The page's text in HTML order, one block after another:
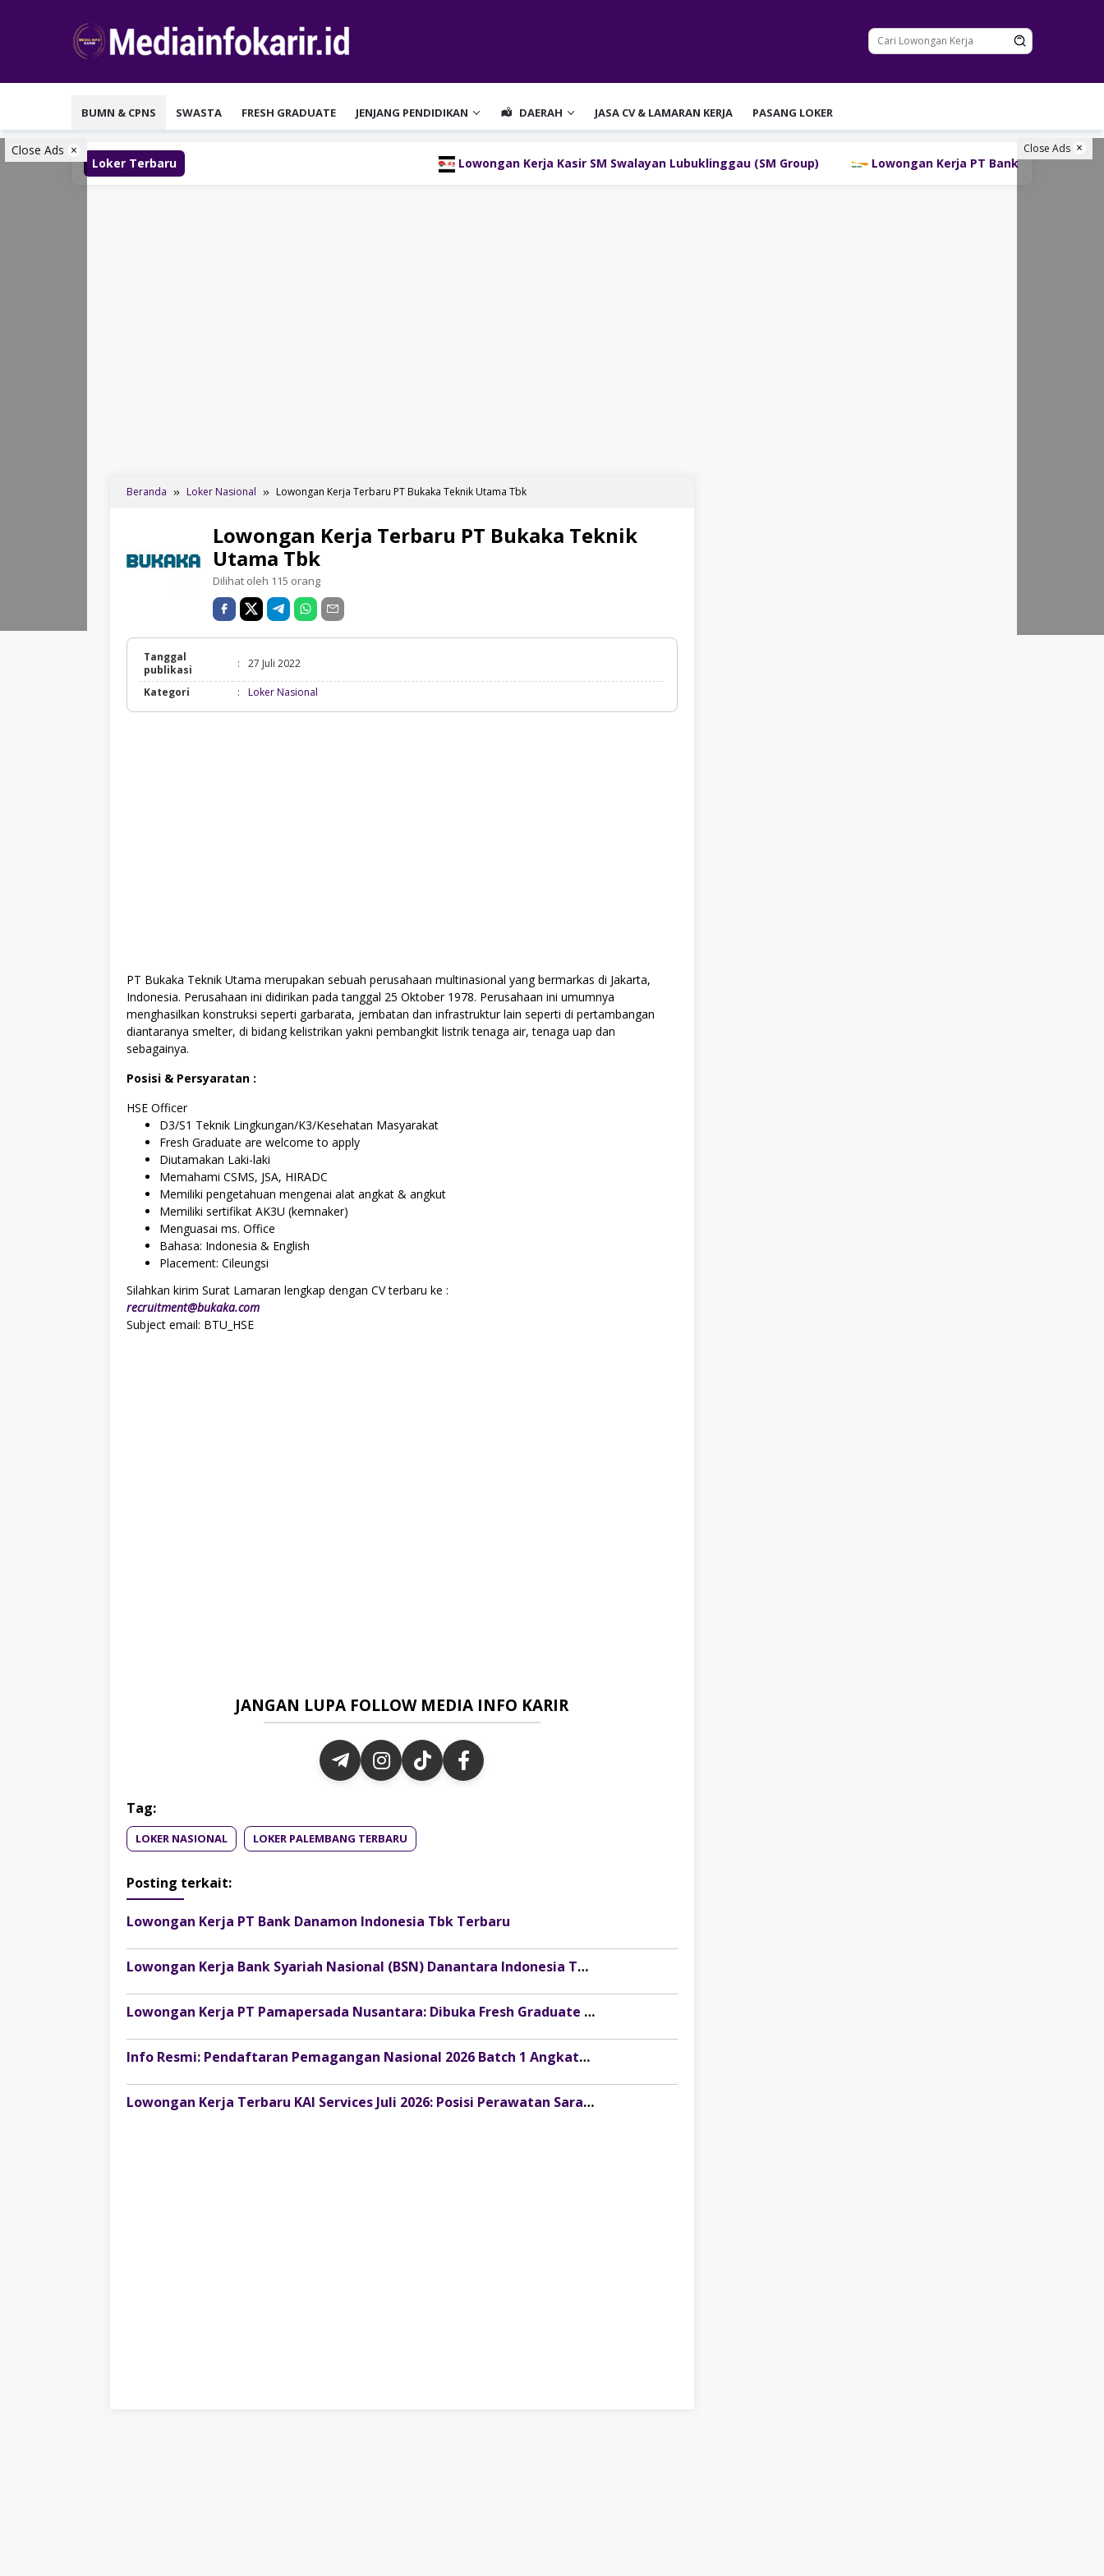
BUMN & CPNS SWASTA FRESH GRADUATE JENJANG PENDIDIKAN DAERAH JASA CV & LAMARAN KERJA PASANG LOKER
Close Ads Close Ads
Loker Terbaru Lowongan Kerja Kasir SM Swalayan Lubuklinggau (SM Group) Lowongan Kerja PT Bank Danamon Indonesia Tbk
Beranda Loker Nasional Lowongan Kerja Terbaru PT Bukaka Teknik Utama Tbk
Lowongan Kerja Terbaru PT Bukaka Teknik
Utama Tbk
Dilihat oleh 115 orang
Tanggal
publikasi
: 27 Juli 2022
Kategori : Loker Nasional
PT Bukaka Teknik Utama merupakan sebuah perusahaan multinasional yang bermarkas di Jakarta,
Indonesia. Perusahaan ini didirikan pada tanggal 25 Oktober 1978. Perusahaan ini umumnya
menghasilkan konstruksi seperti garbarata, jembatan dan infrastruktur lain seperti di pertambangan
diantaranya smelter, di bidang kelistrikan yakni pembangkit listrik tenaga air, tenaga uap dan
sebagainya.
Posisi & Persyaratan :
HSE Officer
D3/S1 Teknik Lingkungan/K3/Kesehatan Masyarakat
Fresh Graduate are welcome to apply
Diutamakan Laki-laki
Memahami CSMS, JSA, HIRADC
Memiliki pengetahuan mengenai alat angkat & angkut
Memiliki sertifikat AK3U (kemnaker)
Menguasai ms. Office
Bahasa: Indonesia & English
Placement: Cileungsi
Silahkan kirim Surat Lamaran lengkap dengan CV terbaru ke :
recruitment@bukaka.com
Subject email: BTU_HSE
JANGAN LUPA FOLLOW MEDIA INFO KARIR
Tag:
LOKER NASIONAL LOKER PALEMBANG TERBARU
Posting terkait:
Lowongan Kerja PT Bank Danamon Indonesia Tbk Terbaru
Lowongan Kerja Bank Syariah Nasional (BSN) Danantara Indonesia Terbaru
Lowongan Kerja PT Pamapersada Nusantara: Dibuka Fresh Graduate Development Program (FGDP)
Info Resmi: Pendaftaran Pemagangan Nasional 2026 Batch 1 Angkatan 2 Resmi Dibuka!
Lowongan Kerja Terbaru KAI Services Juli 2026: Posisi Perawatan Sarana untuk Lulusan SLTA